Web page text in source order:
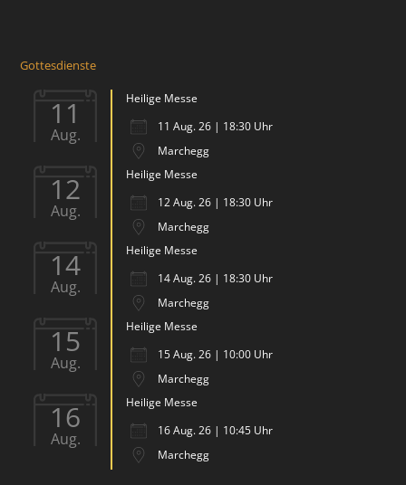
Gottesdienste
11
Aug.
Heilige Messe
11 Aug. 26 | 18:30 Uhr
Marchegg
12
Aug.
Heilige Messe
12 Aug. 26 | 18:30 Uhr
Marchegg
14
Aug.
Heilige Messe
14 Aug. 26 | 18:30 Uhr
Marchegg
15
Aug.
Heilige Messe
15 Aug. 26 | 10:00 Uhr
Marchegg
16
Aug.
Heilige Messe
16 Aug. 26 | 10:45 Uhr
Marchegg